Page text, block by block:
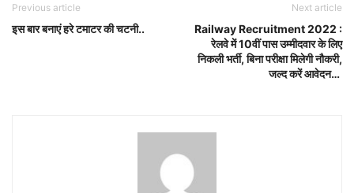
Previous article
इस बार बनाएं हरे टमाटर की चटनी..
Next article
Railway Recruitment 2022 :
रेलवे में 10वीं पास उम्मीदवार के लिए
निकली भर्ती, बिना परीक्षा मिलेगी नौकरी,
जल्द करें आवेदन…